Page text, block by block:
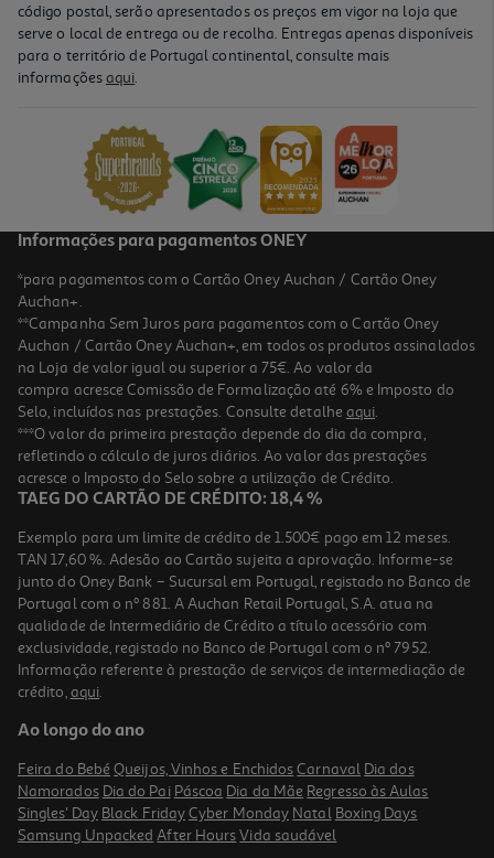
código postal, serão apresentados os preços em vigor na loja que
serve o local de entrega ou de recolha. Entregas apenas disponíveis
para o território de Portugal continental, consulte mais
informaçõesaqui.
Informações para pagamentos ONEY
*para pagamentos com o Cartão Oney Auchan / Cartão Oney
Auchan+.
**Campanha Sem Juros para pagamentos com o Cartão Oney
Auchan / Cartão Oney Auchan+, em todos os produtos assinalados
na Loja de valor igual ou superior a 75€. Ao valor da
compra acresce Comissão de Formalização até 6% e Imposto do
Selo, incluídos nas prestações. Consulte detalhe aqui.
***O valor da primeira prestação depende do dia da compra,
refletindo o cálculo de juros diários. Ao valor das prestações
acresce o Imposto do Selo sobre a utilização de Crédito.
TAEG DO CARTÃO DE CRÉDITO: 18,4 %
Exemplo para um limite de crédito de 1.500€ pago em 12 meses.
TAN 17,60 %. Adesão ao Cartão sujeita a aprovação. Informe-se
junto do Oney Bank – Sucursal em Portugal, registado no Banco de
Portugal com o nº 881. A Auchan Retail Portugal, S.A. atua na
qualidade de Intermediário de Crédito a título acessório com
exclusividade, registado no Banco de Portugal com o nº 7952.
Informação referente à prestação de serviços de intermediação de
crédito,aqui.
Ao longo do ano
Feira do Bebé Queijos, Vinhos e EnchidosCarnaval Dia dos
Namorados Dia do Pai Páscoa Dia da Mãe Regresso às Aulas
Singles' Day Black FridayCyber Monday Natal Boxing Days
Samsung Unpacked After HoursVida saudável